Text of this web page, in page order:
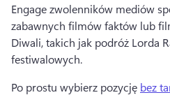
Engage zwolenników mediów
zabawnych filmów faktów lub
Diwali, takich jak podróż Lorda
festiwalowych.
Po prostu wybierz pozycję bez